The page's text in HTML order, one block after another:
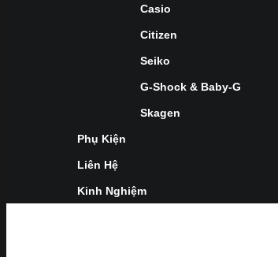
Casio
Citizen
Seiko
G-Shock & Baby-G
Skagen
Phụ Kiện
Liên Hệ
Kinh Nghiệm